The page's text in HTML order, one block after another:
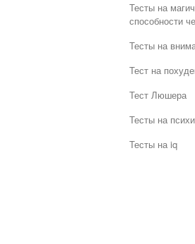
Тесты на
способности
Тесты на
Тест на
Тест Люшера
Тесты на
Тесты на iq